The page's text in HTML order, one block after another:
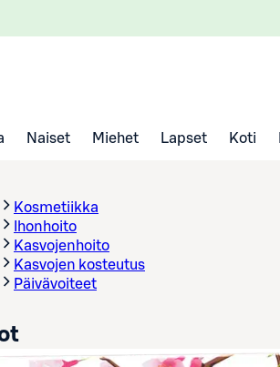
Naiset Miehet Lapset Koti
Kosmetiikka
Ihonhoito
Kasvojenhoito
Kasvojen kosteutus
Päivävoiteet